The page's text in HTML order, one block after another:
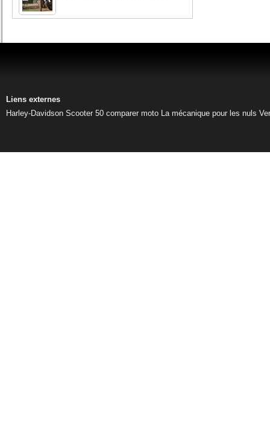
Liens externes
Harley-Davidson Scooter 50 comparer moto La mécanique pour les nuls